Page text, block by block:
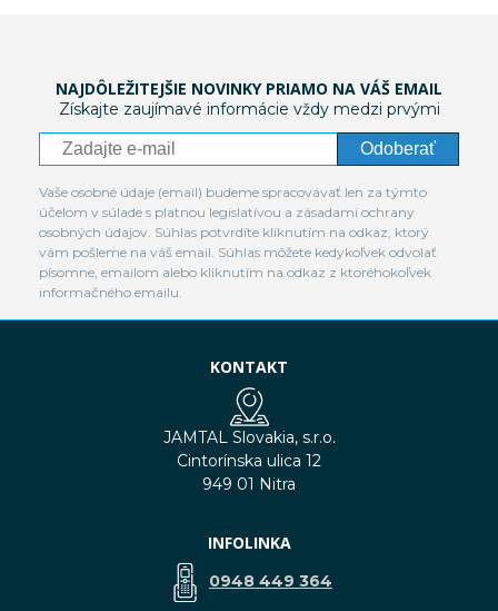
NAJDÔLEŽITEJŠIE NOVINKY PRIAMO NA VÁŠ EMAIL
Získajte zaujímavé informácie vždy medzi prvými
Odoberať
Vaše osobné údaje (email) budeme spracovávať len za týmto
účelom v súlade s platnou legislatívou a zásadami ochrany
osobných údajov. Súhlas potvrdíte kliknutím na odkaz, ktorý
vám pošleme na váš email. Súhlas môžete kedykoľvek odvolať
písomne, emailom alebo kliknutím na odkaz z ktoréhokoľvek
informačného emailu.
KONTAKT
JAMTAL Slovakia, s.r.o.
Cintorínska ulica 12
949 01 Nitra
INFOLINKA
0948 449 364